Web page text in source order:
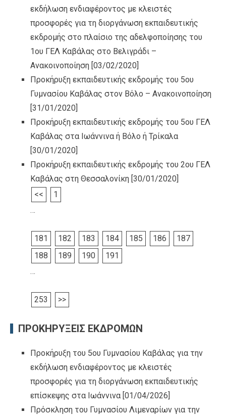
εκδήλωση ενδιαφέροντος με κλειστές
προσφορές για τη διοργάνωση εκπαιδευτικής
εκδρομής στο πλαίσιο της αδελφοποίησης του
1ου ΓΕΛ Καβάλας στο Βελιγράδι –
Ανακοινοποίηση [03/02/2020]
Προκήρυξη εκπαιδευτικής εκδρομής του 5ου
Γυμνασίου Καβάλας στον Βόλο – Ανακοινοποίηση
[31/01/2020]
Προκήρυξη εκπαιδευτικής εκδρομής του 5ου ΓΕΛ
Καβάλας στα Ιωάννινα ή Βόλο ή Τρίκαλα
[30/01/2020]
Προκήρυξη εκπαιδευτικής εκδρομής του 2ου ΓΕΛ
Καβάλας στη Θεσσαλονίκη [30/01/2020]
<<
1
…
181 182 183 184 185 186
187
188
189 190
191
…
253 >>
ΠΡΟΚΗΡΥΞΕΙΣ ΕΚΔΡΟΜΩΝ
Προκήρυξη του 5ου Γυμνασίου Καβάλας για την
εκδήλωση ενδιαφέροντος με κλειστές
προσφορές για τη διοργάνωση εκπαιδευτικής
επίσκεψης στα Ιωάννινα [01/04/2026]
Πρόσκληση του Γυμνασίου Λιμεναρίων για την